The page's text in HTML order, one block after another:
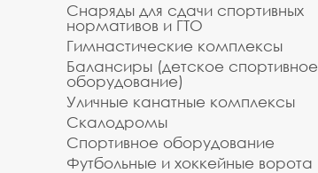
Снаряды для сдачи спортивных
нормативов и ГТО
Гимнастические комплексы
Балансиры (детское спортивное
оборудование)
Уличные канатные комплексы
Скалодромы
Спортивное оборудование
Футбольные и хоккейные ворота